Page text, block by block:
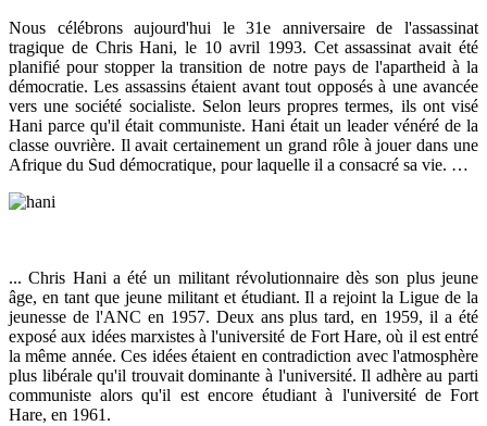
Nous célébrons aujourd'hui le 31e anniversaire de l'assassinat
tragique de Chris Hani, le 10 avril 1993. Cet assassinat avait été
planifié pour stopper la transition de notre pays de l'apartheid à la
démocratie. Les assassins étaient avant tout opposés à une avancée
vers une société socialiste. Selon leurs propres termes, ils ont visé
Hani parce qu'il était communiste. Hani était un leader vénéré de la
classe ouvrière. Il avait certainement un grand rôle à jouer dans une
Afrique du Sud démocratique, pour laquelle il a consacré sa vie. …
... Chris Hani a été un militant révolutionnaire dès son plus jeune
âge, en tant que jeune militant et étudiant. Il a rejoint la Ligue de la
jeunesse de l'ANC en 1957. Deux ans plus tard, en 1959, il a été
exposé aux idées marxistes à l'université de Fort Hare, où il est entré
la même année. Ces idées étaient en contradiction avec l'atmosphère
plus libérale qu'il trouvait dominante à l'université. Il adhère au parti
communiste alors qu'il est encore étudiant à l'université de Fort
Hare, en 1961.